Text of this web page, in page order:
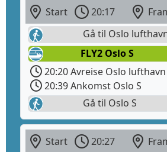
Start 20:17
Gå til Oslo
FLY2 Oslo S
20:20 Avreise Oslo
20:39 Ankomst Oslo S
Gå til Oslo S
Start 20:27